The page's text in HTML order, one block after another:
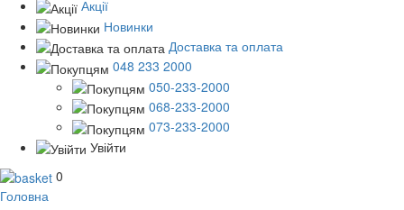
Акції
Новинки
Доставка та оплата
048 233 2000
050-233-2000
068-233-2000
073-233-2000
Увійти
0
Головна